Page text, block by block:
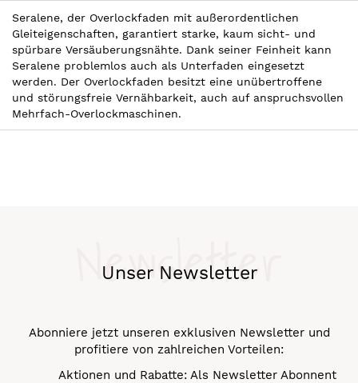
Seralene, der Overlockfaden mit außerordentlichen
Gleiteigenschaften, garantiert starke, kaum sicht- und
spürbare Versäuberungsnähte. Dank seiner Feinheit kann
Seralene problemlos auch als Unterfaden eingesetzt
werden. Der Overlockfaden besitzt eine unübertroffene
und störungsfreie Vernähbarkeit, auch auf anspruchsvollen
Mehrfach-Overlockmaschinen.
Unser Newsletter
Newsletter
Abonniere jetzt unseren exklusiven Newsletter und
profitiere von zahlreichen Vorteilen:
Aktionen und Rabatte: Als Newsletter Abonnent